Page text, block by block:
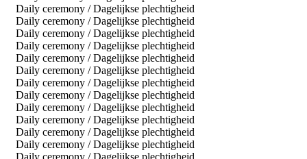
Daily ceremony / Dagelijkse plechtigheid
Daily ceremony / Dagelijkse plechtigheid
Daily ceremony / Dagelijkse plechtigheid
Daily ceremony / Dagelijkse plechtigheid
Daily ceremony / Dagelijkse plechtigheid
Daily ceremony / Dagelijkse plechtigheid
Daily ceremony / Dagelijkse plechtigheid
Daily ceremony / Dagelijkse plechtigheid
Daily ceremony / Dagelijkse plechtigheid
Daily ceremony / Dagelijkse plechtigheid
Daily ceremony / Dagelijkse plechtigheid
Daily ceremony / Dagelijkse plechtigheid
Daily ceremony / Dagelijkse plechtigheid